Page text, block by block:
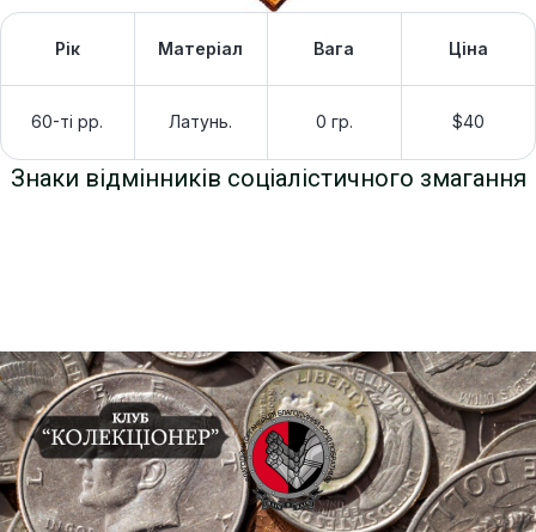
Рік Матеріал Вага Ціна
60-ті рр. Латунь. 0 гр. $40
Знаки відмінників соціалістичного змагання